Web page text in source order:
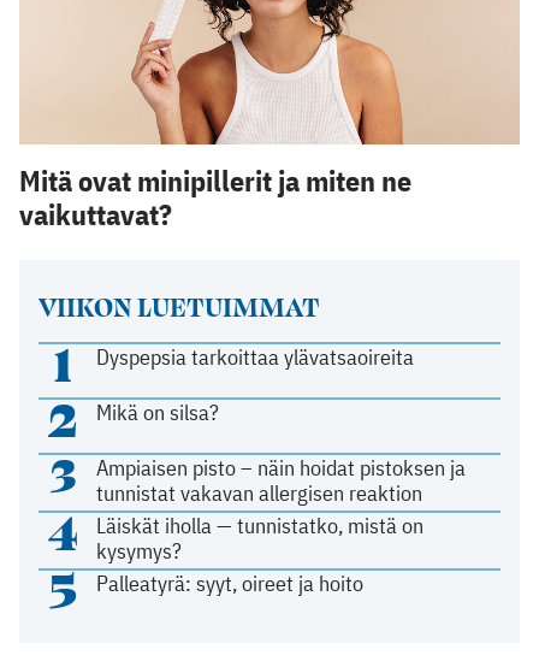
VIIKON LUETUIMMAT
1 Dyspepsia tarkoittaa ylävatsaoireita
2 Mikä on silsa?
3
Ampiaisen pisto – näin hoidat pistoksen ja
tunnistat vakavan allergisen reaktion
4
Läiskät iholla — tunnistatko, mistä on
kysymys?
5 Palleatyrä: syyt, oireet ja hoito
Mitä ovat minipillerit ja miten ne
vaikuttavat?